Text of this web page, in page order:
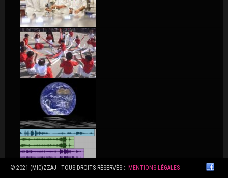
© 2021 (MIC)ZZAJ - TOUS DROITS RÉSERVÉS :: MENTIONS LÉGALES